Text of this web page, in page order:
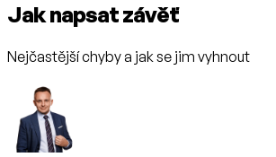
Jak napsat závěť
Nejčastější chyby a jak se jim vyhnout